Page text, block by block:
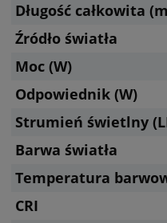
Długość całkowita
Źródło światła
Moc (W)
Odpowiednik (W)
Strumień świetlny
Barwa światła
Temperatura
CRI